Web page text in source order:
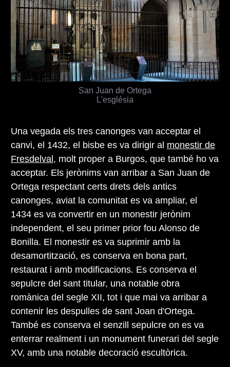
Una vegada els tres canonges van acceptar el
canvi, el 1432, el bisbe es va dirigir al monestir de
Fresdelval , molt proper a Burgos, que també ho va
acceptar. Els jerònims van arribar a San Juan de
Ortega respectant certs drets dels antics
canonges, aviat la comunitat es va ampliar, el
1434 es va convertir en un monestir jerònim
independent, el seu primer prior fou Alonso de
Bonilla. El monestir es va suprimir amb la
desamortització, es conserva en bona part,
restaurat i amb modificacions. Es conserva el
sepulcre del sant titular, una notable obra
romànica del segle XII, tot i que mai va arribar a
contenir les despulles de sant Joan d'Ortega.
També es conserva el senzill sepulcre on es va
enterrar realment i un monument funerari del segle
XV, amb una notable decoració escultòrica.
San Juan de Ortega
L'església